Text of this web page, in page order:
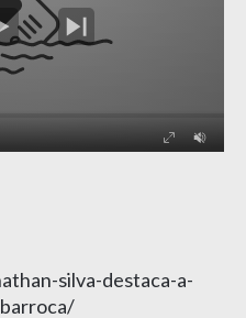
silva-destaca-a-